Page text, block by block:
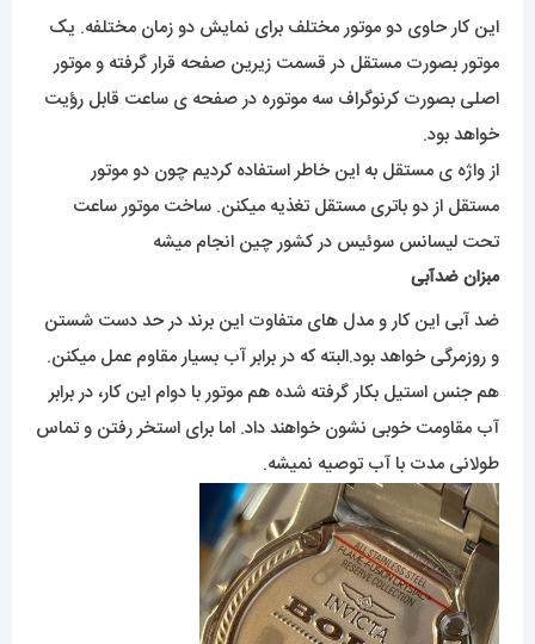
این کار حاوی دو موتور مختلف برای نمایش دو زمان مختلفه. یک
موتور بصورت مستقل در قسمت زیرین صفحه قرار گرفته و موتور
اصلی بصورت کرنوگراف سه موتوره در صفحه ی ساعت قابل رؤیت
خواهد بود.
از واژه ی مستقل به این خاطر استفاده کردیم چون دو موتور
مستقل از دو باتری مستقل تغذیه میکنن. ساخت موتور ساعت
تحت لیسانس سوئیس در کشور چین انجام میشه
مبزان ضدآبی
ضد آبی این کار و مدل های متفاوت این برند در حد دست شستن
و روزمرگی خواهد بود.البته که در برابر آب بسیار مقاوم عمل میکنن.
هم جنس استیل بکار گرفته شده هم موتور با دوام این کار، در برابر
آب مقاومت خوبی نشون خواهند داد. اما برای استخر رفتن و تماس
طولانی مدت با آب توصیه نمیشه.